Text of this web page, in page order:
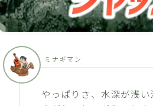
やっぱりさ、水深が浅
ミナギマン